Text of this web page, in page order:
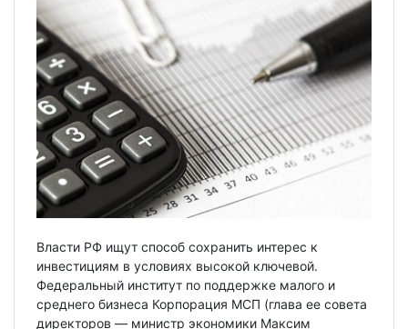
Власти РФ ищут способ сохранить интерес к
инвестициям в условиях высокой ключевой.
Федеральный институт по поддержке малого и
среднего бизнеса Корпорация МСП (глава ее совета
директоров — министр экономики Максим